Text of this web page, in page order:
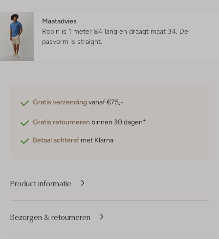
Maatadvies
Robin is 1 meter 84 lang en draagt maat 34. De
pasvorm is straight
Gratis verzendingvanaf €75,-
Gratis retourneren binnen 30 dagen*
Betaal achteraf met Klarna
Product informatie
Bezorgen & retourneren